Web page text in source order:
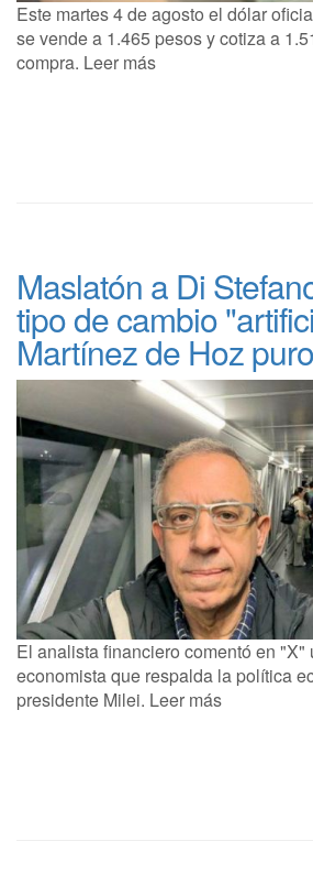
Este martes 4 de agosto el dólar
se vende a 1.465 pesos y cotiza a
compra. Leer más
Maslatón a Di
tipo de cambio
Martínez de Hoz
El analista financiero comentó en
economista que respalda la política
presidente Milei. Leer más